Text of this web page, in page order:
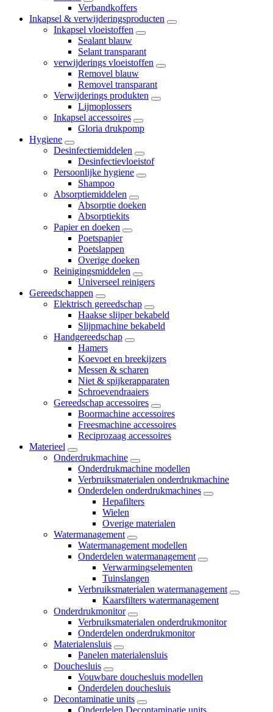
Verbandkoffers
Inkapsel & verwijderingsproducten
Inkapsel vloeistoffen
Sealant blauw
Selant transparant
verwijderings vloeistoffen
Removel blauw
Removel transparant
Verwijderings produkten
Lijmoplossers
Inkapsel accessoires
Gloria drukpomp
Hygiene
Desinfectiemiddelen
Desinfectievloeistof
Persoonlijke hygiene
Shampoo
Absorptiemiddelen
Absorptie doeken
Absorptiekits
Papier en doeken
Poetspapier
Poetslappen
Overige doeken
Reinigingsmiddelen
Universeel reinigers
Gereedschappen
Elektrisch gereedschap
Haakse slijper bekabeld
Slijpmachine bekabeld
Handgereedschap
Hamers
Koevoet en breekijzers
Messen & scharen
Niet & spijkerapparaten
Schroevendraaiers
Gereedschap accessoires
Boormachine accessoires
Freesmachine accessoires
Reciprozaag accessoires
Materieel
Onderdrukmachine
Onderdrukmachine modellen
Verbruiksmaterialen onderdrukmachine
Onderdelen onderdrukmachines
Hepafilters
Wielen
Overige materialen
Watermanagement
Watermanagement modellen
Onderdelen watermanagement
Verwarmingselementen
Tuinslangen
Verbruiksmaterialen watermanagement
Kaarsfilters watermanagement
Onderdrukmonitor
Verbruiksmaterialen onderdrukmonitor
Onderdelen onderdrukmonitor
Materialensluis
Panelen materialensluis
Douchesluis
Vouwbare douchesluis modellen
Onderdelen douchesluis
Decontaminatie units